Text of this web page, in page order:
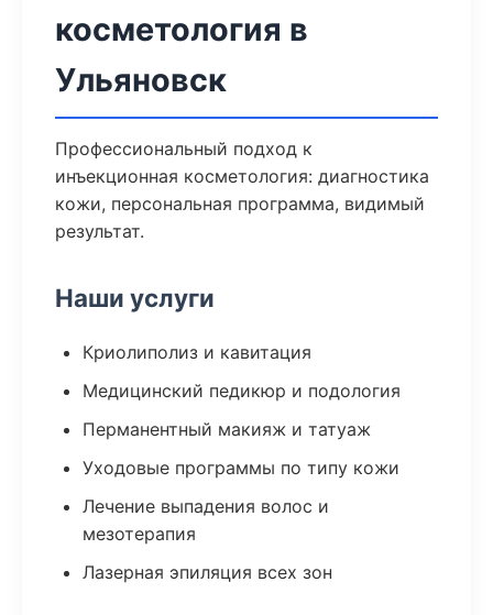
косметология в
Ульяновск
Профессиональный подход к
инъекционная косметология: диагностика
кожи, персональная программа, видимый
результат.
Наши услуги
Криолиполиз и кавитация
Медицинский педикюр и подология
Перманентный макияж и татуаж
Уходовые программы по типу кожи
Лечение выпадения волос и
мезотерапия
Лазерная эпиляция всех зон